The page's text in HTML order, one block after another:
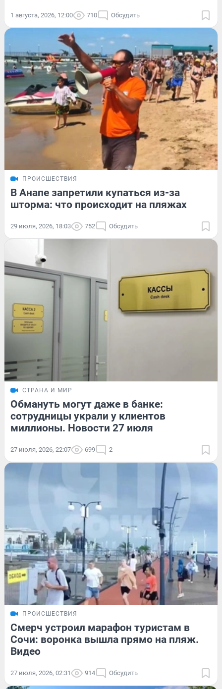
1 августа, 2026, 12:00 710 Обсудить
ПРОИСШЕСТВИЯ
В Анапе запретили купаться из-за
шторма: что происходит на пляжах
29 июля, 2026, 18:03 752 Обсудить
СТРАНА И МИР
Обмануть могут даже в банке:
сотрудницы украли у клиентов
миллионы. Новости 27 июля
27 июля, 2026, 22:07 699 2
ПРОИСШЕСТВИЯ
Смерч устроил марафон туристам в
Сочи: воронка вышла прямо на пляж.
Видео
27 июля, 2026, 02:31 914 Обсудить